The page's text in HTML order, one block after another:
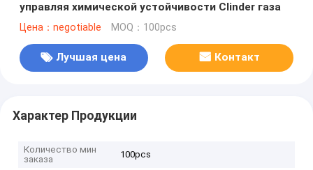
управляя химической устойчивости Clinder газа
Цена：negotiable MOQ：100pcs
Лучшая цена Контакт
Характер Продукции
Количество мин
заказа
100pcs